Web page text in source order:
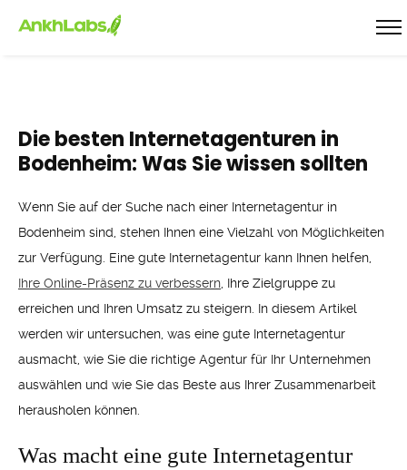
Die besten Internetagenturen in
Bodenheim: Was Sie wissen sollten
Wenn Sie auf der Suche nach einer Internetagentur in
Bodenheim sind, stehen Ihnen eine Vielzahl von Möglichkeiten
zur Verfügung. Eine gute Internetagentur kann Ihnen helfen,
Ihre Online-Präsenz zu verbessern , Ihre Zielgruppe zu
erreichen und Ihren Umsatz zu steigern. In diesem Artikel
werden wir untersuchen, was eine gute Internetagentur
ausmacht, wie Sie die richtige Agentur für Ihr Unternehmen
auswählen und wie Sie das Beste aus Ihrer Zusammenarbeit
herausholen können.
Was macht eine gute Internetagentur